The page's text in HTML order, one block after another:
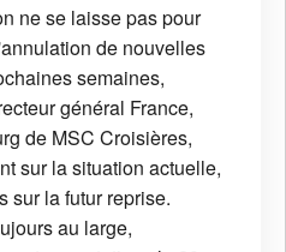
ne se laisse pas pour
de nouvelles
semaines,
général France,
de MSC Croisières,
sur la situation actuelle,
sur la futur reprise.
au large,